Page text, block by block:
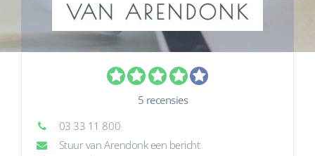
5 recensies
03 33 11 800
Stuur van Arendonk een bericht